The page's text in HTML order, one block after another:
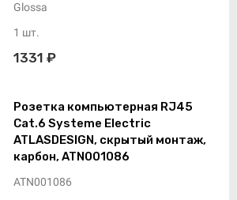
Glossa
1 шт.
1331 ₽
Розетка компьютерная RJ45
Cat.6 Systeme Electric
ATLASDESIGN, скрытый монтаж,
карбон, ATN001086
ATN001086